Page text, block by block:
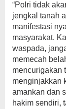
“Polri tidak
jengkal tanah
manifestasi
masyarakat.
waspada,
memecah
mencurigakan
menginjakkan
amankan dan
hakim sendiri,